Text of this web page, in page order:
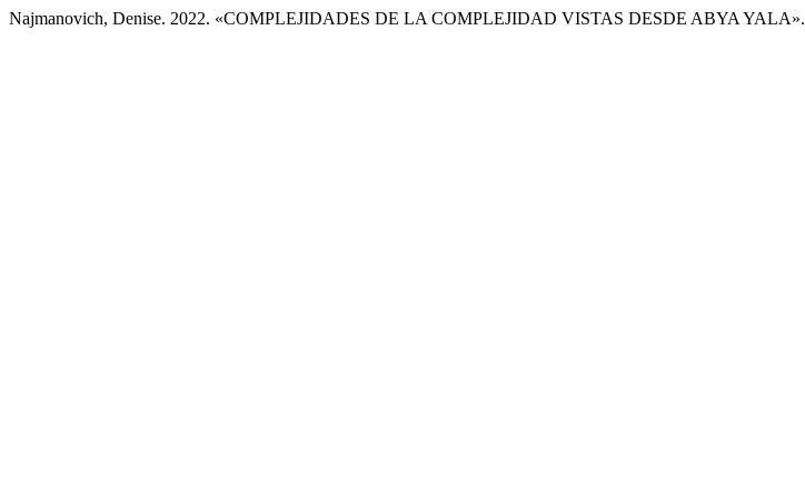
Najmanovich, Denise. 2022. «COMPLEJIDADES DE LA COMPLEJIDAD VISTAS DESDE ABYA YALA».